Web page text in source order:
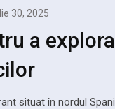
30, 2025
a
situat în nordul